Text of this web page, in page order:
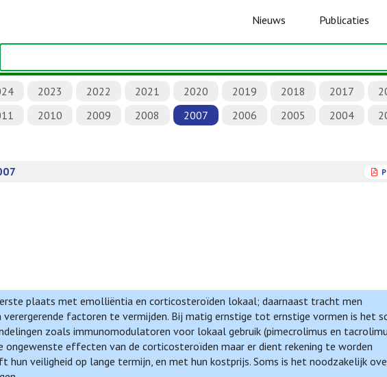
Nieuws Publicaties
2023 2022 2021 2020 2019 2018 2017
2010 2009 2008 2007 2006 2005 2004
plaats met emolliëntia en corticosteroïden lokaal; daarnaast tracht men
factoren te vermijden. Bij matig ernstige tot ernstige vormen is het
zoals immunomodulatoren voor lokaal gebruik (pimecrolimus en
ongewenste effecten van de corticosteroïden maar er dient rekening te worden
hun veiligheid op lange termijn, en met hun kostprijs. Soms is het noodzakelijk